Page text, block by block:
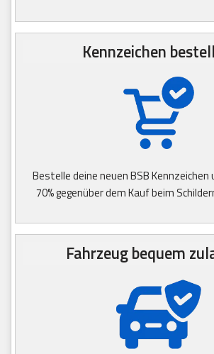
Kennzeichen
Bestelle deine neuen BSB Kennzeichen
70% gegenüber dem Kauf beim
Fahrzeug bequem